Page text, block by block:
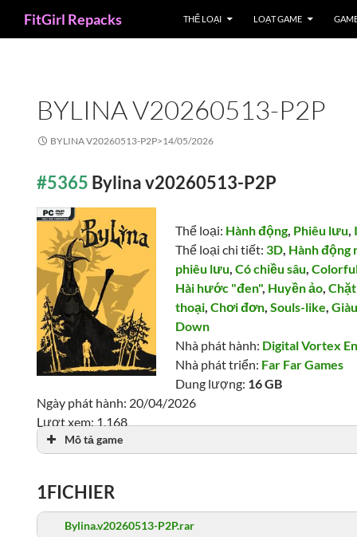
FitGirl Repacks THỂ LOẠI LOẠT GAME
BYLINA V20260513-P2P
BYLINA V20260513-P2P>14/05/2026
#5365 Bylina v20260513-P2P
Thể loại: Hành động, Phiêu lưu,
Thể loại chi tiết: 3D, Hành động
phiêu lưu,Có chiều sâu,
Hài hước "đen", Huyền ảo,
thoại,Chơi đơn,Souls-like,
Down
Nhà phát hành: Digital Vortex
Nhà phát triển: Far Far Games
Dung lượng: 16 GB
Ngày phát hành: 20/04/2026
Lượt xem: 1,168
Mô tả game
1FICHIER
Bylina.v20260513-P2P.rar